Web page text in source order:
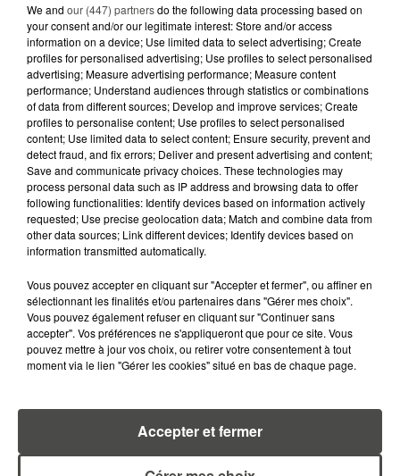
4 août 2026
CAMPING-CAR : CE QUE VOUS
AVEZ LE DROIT DE FAIRE... ET LES
ERREURS...
RETROUVEZ TOUTE L'ACTU DE LA RÉGION ET
RECEVEZ LES ALERTES INFOS DE LA RÉDACTION
EN TÉLÉCHARGEANT L'APPLICATION MOBILE
RCA
LA RÉDACTION
RCA
Voir toute l'équipe RCA
Journaliste
We and our (447) partnersdo the following data processing based on
your consent and/or our legitimate interest: Store and/or access
information on a device; Use limited data to select advertising; Create
profiles for personalised advertising; Use profiles to select personalised
advertising; Measure advertising performance; Measure content
performance; Understand audiences through statistics or combinations
of data from different sources; Develop and improve services; Create
profiles to personalise content; Use profiles to select personalised
content; Use limited data to select content; Ensure security, prevent and
detect fraud, and fix errors; Deliver and present advertising and content;
Save and communicate privacy choices. These technologies may
process personal data such as IP address and browsing data to offer
following functionalities: Identify devices based on information actively
requested; Use precise geolocation data; Match and combine data from
other data sources; Link different devices; Identify devices based on
information transmitted automatically.
Vous pouvez accepter en cliquant sur "Accepter et fermer", ou affiner en
sélectionnant les finalités et/ou partenaires dans "Gérer mes choix".
Vous pouvez également refuser en cliquant sur "Continuer sans
accepter". Vos préférences ne s'appliqueront que pour ce site. Vous
pouvez mettre à jour vos choix, ou retirer votre consentement à tout
moment via le lien "Gérer les cookies" situé en bas de chaque page.
Accepter et fermer